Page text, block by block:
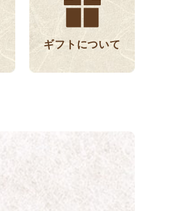
ギフトについて